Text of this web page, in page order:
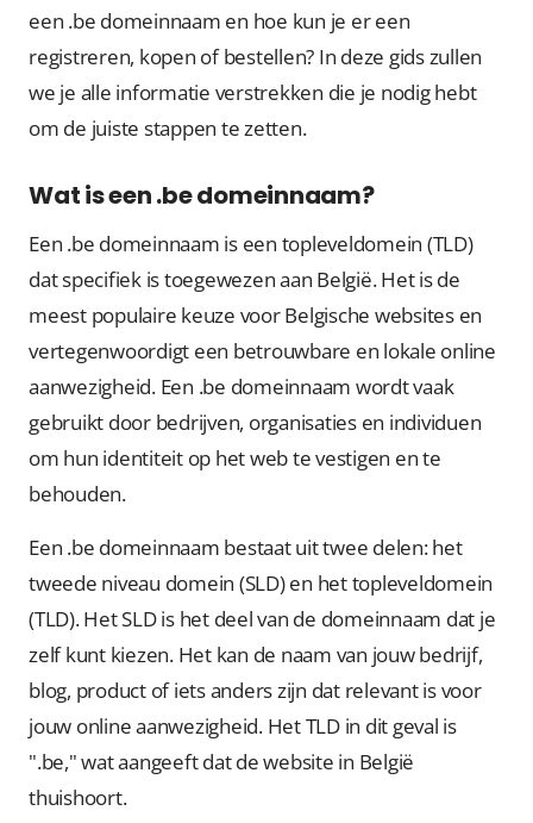
een .be domeinnaam en hoe kun je er een
registreren, kopen of bestellen? In deze gids zullen
we je alle informatie verstrekken die je nodig hebt
om de juiste stappen te zetten.
Wat is een .be domeinnaam?
Een .be domeinnaam is een topleveldomein (TLD)
dat specifiek is toegewezen aan België. Het is de
meest populaire keuze voor Belgische websites en
vertegenwoordigt een betrouwbare en lokale online
aanwezigheid. Een .be domeinnaam wordt vaak
gebruikt door bedrijven, organisaties en individuen
om hun identiteit op het web te vestigen en te
behouden.
Een .be domeinnaam bestaat uit twee delen: het
tweede niveau domein (SLD) en het topleveldomein
(TLD). Het SLD is het deel van de domeinnaam dat je
zelf kunt kiezen. Het kan de naam van jouw bedrijf,
blog, product of iets anders zijn dat relevant is voor
jouw online aanwezigheid. Het TLD in dit geval is
".be," wat aangeeft dat de website in België
thuishoort.